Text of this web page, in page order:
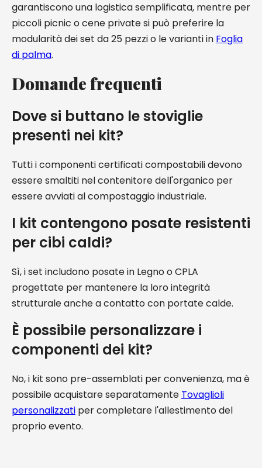
garantiscono una logistica semplificata, mentre per
piccoli picnic o cene private si può preferire la
modularità dei set da 25 pezzi o le varianti in Foglia
di palma.
Domande frequenti
Dove si buttano le stoviglie
presenti nei kit?
Tutti i componenti certificati compostabili devono
essere smaltiti nel contenitore dell'organico per
essere avviati al compostaggio industriale.
I kit contengono posate resistenti
per cibi caldi?
Sì, i set includono posate in Legno o CPLA
progettate per mantenere la loro integrità
strutturale anche a contatto con portate calde.
È possibile personalizzare i
componenti dei kit?
No, i kit sono pre-assemblati per convenienza, ma è
possibile acquistare separatamente Tovaglioli
personalizzati per completare l'allestimento del
proprio evento.